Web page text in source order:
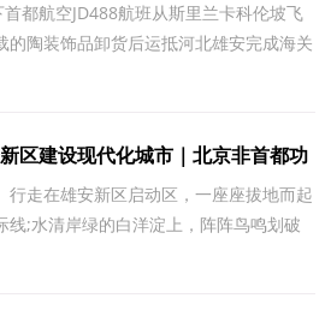
航空JD488航班从斯里兰卡科伦坡飞
的陶装饰品卸货后运抵河北雄安完成海关
合保税区叠加航空三字代
区建设现代化城市｜北京非首都功
成
走在雄安新区启动区，一座座拔地而起
线;水清岸绿的白洋淀上，阵阵鸟鸣划破
中试基地的厂房内，一条条自